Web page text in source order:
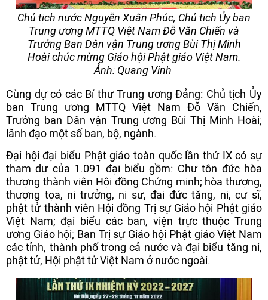
Chủ tịch nước Nguyễn Xuân Phúc, Chủ tịch Ủy ban
Trung ương MTTQ Việt Nam Đỗ Văn Chiến và
Trưởng Ban Dân vận Trung ương Bùi Thị Minh
Hoài chúc mừng Giáo hội Phật giáo Việt Nam.
Ảnh: Quang Vinh
Cùng dự có các Bí thư Trung ương Đảng: Chủ tịch Ủy
ban Trung ương MTTQ Việt Nam Đỗ Văn Chiến,
Trưởng ban Dân vận Trung ương Bùi Thị Minh Hoài;
lãnh đạo một số ban, bộ, ngành.
Đại hội đại biểu Phật giáo toàn quốc lần thứ IX có sự
tham dự của 1.091 đại biểu gồm: Chư tôn đức hòa
thượng thành viên Hội đồng Chứng minh; hòa thượng,
thượng tọa, ni trưởng, ni sư, đại đức tăng, ni, cư sĩ,
phật tử thành viên Hội đồng Trị sự Giáo hội Phật giáo
Việt Nam; đại biểu các ban, viện trực thuộc Trung
ương Giáo hội; Ban Trị sự Giáo hội Phật giáo Việt Nam
các tỉnh, thành phố trong cả nước và đại biểu tăng ni,
phật tử, Hội phật tử Việt Nam ở nước ngoài.